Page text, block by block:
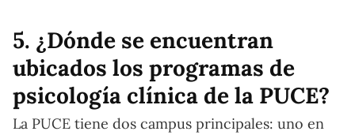
5. ¿Dónde se encuentran
ubicados los programas de
psicología clínica de la PUCE?
La PUCE tiene dos campus principales: uno en